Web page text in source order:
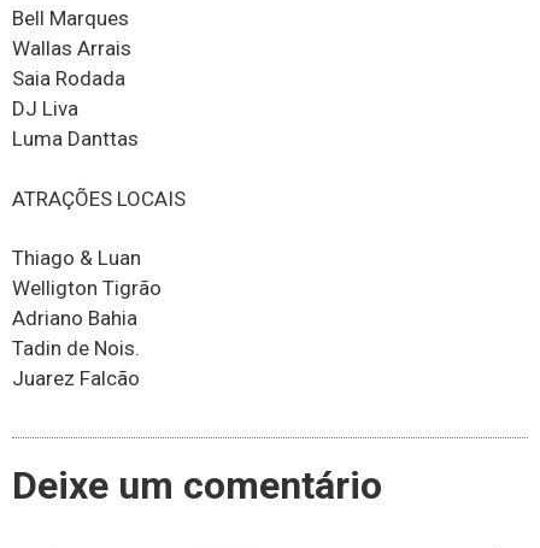
Bell Marques
Wallas Arrais
Saia Rodada
DJ Liva
Luma Danttas
ATRAÇÕES LOCAIS
Thiago & Luan
Welligton Tigrão
Adriano Bahia
Tadin de Nois.
Juarez Falcão
Deixe um comentário